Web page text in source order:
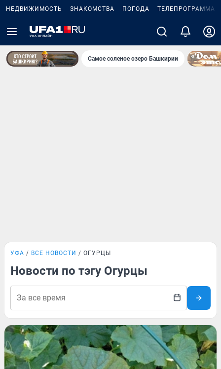
НЕДВИЖИМОСТЬ ЗНАКОМСТВА ПОГОДА ТЕЛЕПРОГРАММА
Самое соленое озеро Башкирии
УФА ВСЕ НОВОСТИ ОГУРЦЫ
Новости по тэгу Огурцы